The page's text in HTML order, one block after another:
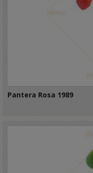
Pantera Rosa 1989